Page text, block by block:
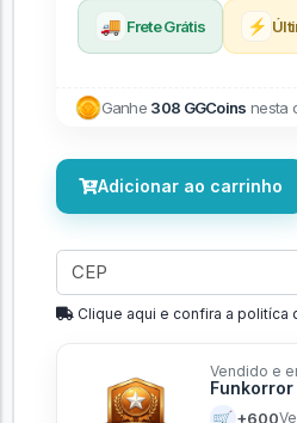
🚚 Frete Grátis ⚡
Ganhe 308 GGCoins nesta
Adicionar ao carrinho
Clique aqui e confira a politíca
Vendido e
Funkorror
🛒 +600